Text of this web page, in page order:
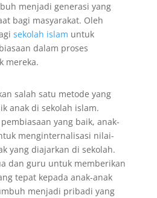
menjadi generasi yang
bagi masyarakat. Oleh
sekolah islam untuk
dalam proses
mereka.
salah satu metode yang
anak di sekolah islam.
yang baik, anak-
menginternalisasi nilai-
yang diajarkan di sekolah.
dan guru untuk memberikan
tepat kepada anak-anak
menjadi pribadi yang